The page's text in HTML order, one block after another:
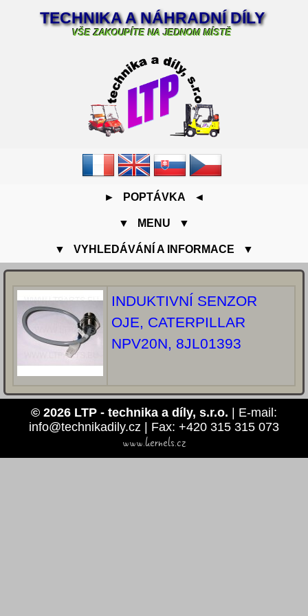
TECHNIKA A NÁHRADNÍ DÍLY
VŠE ZAKOUPÍTE NA JEDNOM MÍSTĚ
► POPTÁVKA ◄
▼ MENU ▼
▼ VYHLEDÁVÁNÍ A INFORMACE ▼
INDUKTIVNÍ SENZOR
OJE, CATERPILLAR
NPV20N, 8JL01393
© 2026 LTP - technika a díly, s.r.o. | E-mail:
info@technikadily.cz | Fax: +420 315 315 073
www.kernels.cz